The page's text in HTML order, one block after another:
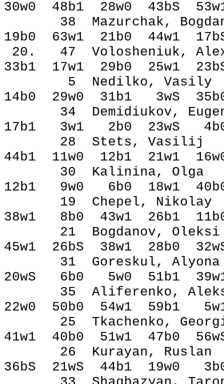
30w0 48b1 28w0 43bЅ
38 Mazurchak,
19b0 63w1 21b0 44w1
20. 47 Volosheniuk,
33b1 17w1 29b0 25w1
5 Nedilko,
14b0 29w0 31b1 3wЅ
34 Demidiukov,
17b1 3w1 2b0 23wЅ
28 Stets,
44b1 11w0 12b1 21w1
30 Kalinina,
12b1 9w0 6b0 18w1
19 Chepel,
38w1 8b0 43w1 26b1
21 Bogdanov,
45w1 26bЅ 38w1 28b0
31 Goreskul,
20wЅ 6b0 5w0 51b1
35 Aliferenko,
22w0 50b0 54w1 59b1
25 Tkachenko,
41w1 40b0 51w1 47b0
26 Kurayan,
36bЅ 21wЅ 44b1 19w0